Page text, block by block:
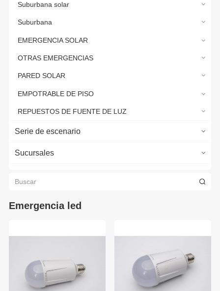
Suburbana solar
Suburbana
EMERGENCIA SOLAR
OTRAS EMERGENCIAS
PARED SOLAR
EMPOTRABLE DE PISO
REPUESTOS DE FUENTE DE LUZ
Serie de escenario
Sucursales
Emergencia led